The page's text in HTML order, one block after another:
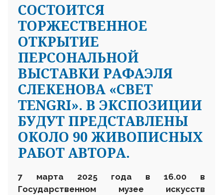
СОСТОИТСЯ
ТОРЖЕСТВЕННОЕ
ОТКРЫТИЕ
ПЕРСОНАЛЬНОЙ
ВЫСТАВКИ РАФАЭЛЯ
СЛЕКЕНОВА «СВЕТ
TENGRI». В ЭКСПОЗИЦИИ
БУДУТ ПРЕДСТАВЛЕНЫ
ОКОЛО 90 ЖИВОПИСНЫХ
РАБОТ АВТОРА.
7 марта 2025 года в 16.00 в
Государственном музее искусств